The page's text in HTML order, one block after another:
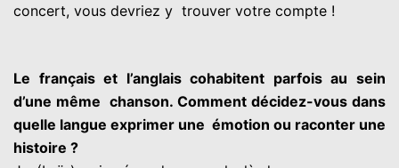
concert, vous devriez y trouver votre compte !
Le français et l’anglais cohabitent parfois au sein
d’une même chanson. Comment décidez-vous dans
quelle langue exprimer une émotion ou raconter une
histoire ?